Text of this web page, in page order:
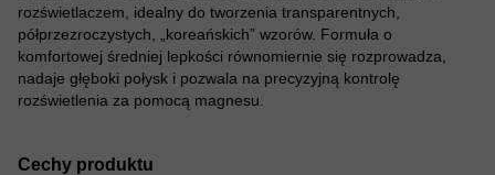
rozświetlaczem, idealny do tworzenia transparentnych,
półprzezroczystych, „koreańskich” wzorów. Formuła o
komfortowej średniej lepkości równomiernie się rozprowadza,
nadaje głęboki połysk i pozwala na precyzyjną kontrolę
rozświetlenia za pomocą magnesu.
Cechy produktu